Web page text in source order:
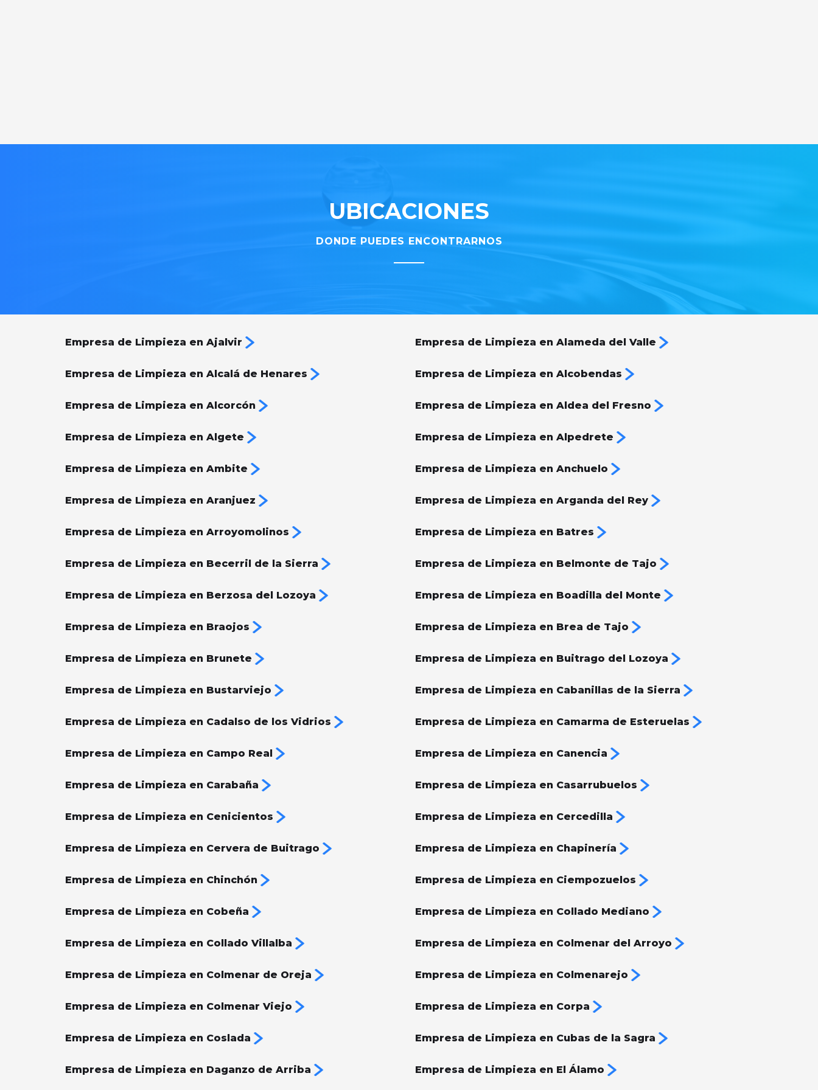
UBICACIONES
DONDE PUEDES ENCONTRARNOS
Empresa de Limpieza en Ajalvir Empresa de Limpieza en Alameda del Valle
Empresa de Limpieza en Alcalá de Henares Empresa de Limpieza en Alcobendas
Empresa de Limpieza en Alcorcón Empresa de Limpieza en Aldea del Fresno
Empresa de Limpieza en Algete Empresa de Limpieza en Alpedrete
Empresa de Limpieza en Ambite Empresa de Limpieza en Anchuelo
Empresa de Limpieza en Aranjuez Empresa de Limpieza en Arganda del Rey
Empresa de Limpieza en Arroyomolinos Empresa de Limpieza en Batres
Empresa de Limpieza en Becerril de la Sierra Empresa de Limpieza en Belmonte de Tajo
Empresa de Limpieza en Berzosa del Lozoya Empresa de Limpieza en Boadilla del Monte
Empresa de Limpieza en Braojos Empresa de Limpieza en Brea de Tajo
Empresa de Limpieza en Brunete Empresa de Limpieza en Buitrago del Lozoya
Empresa de Limpieza en Bustarviejo Empresa de Limpieza en Cabanillas de la Sierra
Empresa de Limpieza en Cadalso de los Vidrios Empresa de Limpieza en Camarma de Esteruelas
Empresa de Limpieza en Campo Real Empresa de Limpieza en Canencia
Empresa de Limpieza en Carabaña Empresa de Limpieza en Casarrubuelos
Empresa de Limpieza en Cenicientos Empresa de Limpieza en Cercedilla
Empresa de Limpieza en Cervera de Buitrago Empresa de Limpieza en Chapinería
Empresa de Limpieza en Chinchón Empresa de Limpieza en Ciempozuelos
Empresa de Limpieza en Cobeña Empresa de Limpieza en Collado Mediano
Empresa de Limpieza en Collado Villalba Empresa de Limpieza en Colmenar del Arroyo
Empresa de Limpieza en Colmenar de Oreja Empresa de Limpieza en Colmenarejo
Empresa de Limpieza en Colmenar Viejo Empresa de Limpieza en Corpa
Empresa de Limpieza en Coslada Empresa de Limpieza en Cubas de la Sagra
Empresa de Limpieza en Daganzo de Arriba Empresa de Limpieza en El Álamo